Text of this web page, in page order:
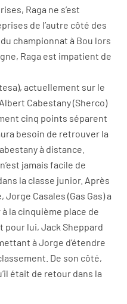
Raga ne s’est
de l’autre côté des
championnat à Bou lors
Raga est impatient de
actuellement sur le
Cabestany (Sherco)
cinq points séparent
besoin de retrouver la
à distance.
jamais facile de
la classe junior. Après
Casales (Gas Gas) a
la cinquième place de
pour lui, Jack Sheppard
à Jorge d’étendre
De son côté,
était de retour dans la